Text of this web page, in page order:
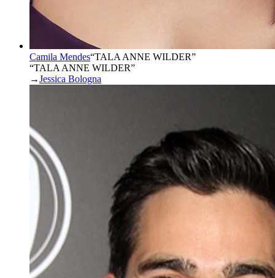
Camila Mendes“TALA ANNE WILDER”
“TALA ANNE WILDER”
→Jessica Bologna